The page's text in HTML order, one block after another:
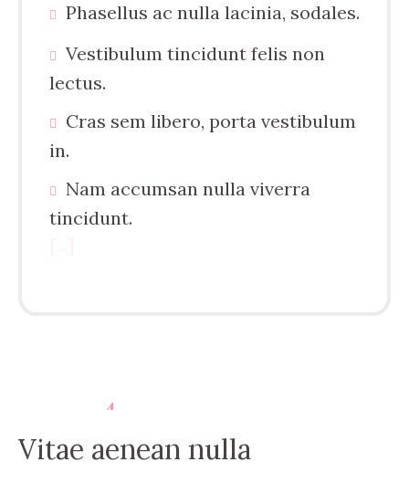
Phasellus ac nulla lacinia, sodales.
Vestibulum tincidunt felis non
lectus.
Cras sem libero, porta vestibulum
in.
Nam accumsan nulla viverra
tincidunt.
4
Vitae aenean nulla